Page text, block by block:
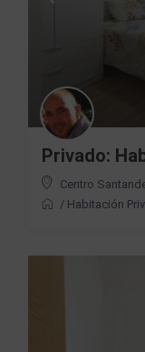
Privado:
Centro
/ Habitación